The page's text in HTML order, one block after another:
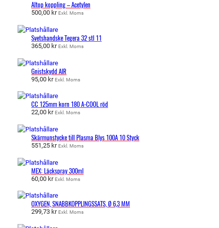
Altop koppling – Acetylen
500,00 kr Exkl. Moms
Svetshandske Tegera 32 stl 11
365,00 kr Exkl. Moms
Gnistskydd AIR
95,00 kr Exkl. Moms
CC 125mm korn 180 A-COOL röd
22,00 kr Exkl. Moms
Skärmunstycke till Plasma Blys 100A 10 Styck
551,25 kr Exkl. Moms
MEX: Läckspray 300ml
60,00 kr Exkl. Moms
OXYGEN, SNABBKOPPLINGSSATS, Ø 6,3 MM
299,73 kr Exkl. Moms